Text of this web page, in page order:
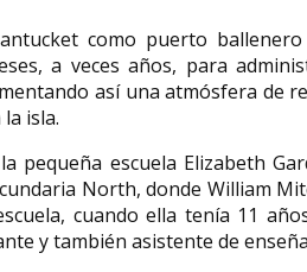
como puerto
a veces años, para
así una atmósfera de
isla.
pequeña escuela Elizabeth
North, donde William
cuando ella tenía 11
y también asistente de